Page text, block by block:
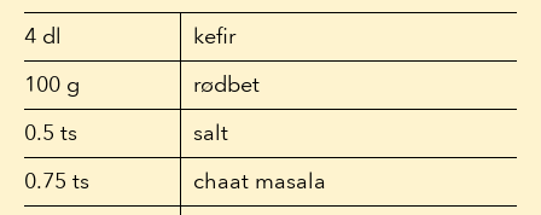
4 dl
kefir
100 g
rødbet
0.5 ts
salt
0.75 ts
chaat masala